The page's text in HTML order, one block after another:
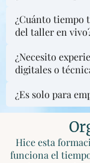
Te estoy
contenidos
los nuevos
procuraré ser
Luego el
tiempo en otras
¿Cuánto tiempo
del taller en
forma inmediata,
Estaré
Pero vas a tener
incluidos los
¿Necesito
digitales o
emprendedoras
Cubriremos lo
¿Es solo para
No, este taller
emprendedora
mejorar su
te será útil para
Hice esta
funciona el